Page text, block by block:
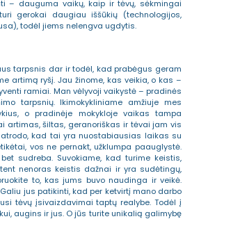
– dauguma vaikų, kaip ir tėvų, sėkmingai
gerokai daugiau iššūkių (technologijos,
todėl jiems nelengva ugdytis.
tarpsnis dar ir todėl, kad prabėgus geram
artimą ryšį. Jau žinome, kas veikia, o kas –
ramiai. Man vėlyvoji vaikystė – pradinės
tarpsnių. Ikimokykliniame amžiuje mes
o pradinėje mokykloje vaikas tampa
artimas, šiltas, geranoriškas ir tėvai jam vis
kad tai yra nuostabiausias laikas su
vos ne pernakt, užklumpa paauglystė.
sudreba. Suvokiame, kad turime keistis,
nenoras keistis dažnai ir yra sudėtingų,
to, kas jums buvo naudinga ir veikė.
jus patikinti, kad per ketvirtį mano darbo
tėvų įsivaizdavimai taptų realybe. Todėl į
augins ir jus. O jūs turite unikalią galimybę